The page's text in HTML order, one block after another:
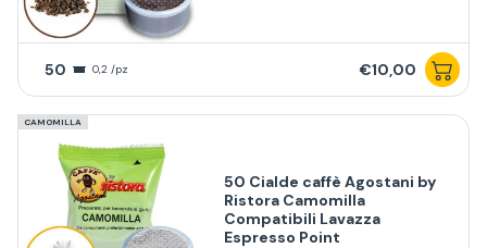
50 0,2 /pz €10,00
CAMOMILLA
50 Cialde caffè Agostani by
Ristora Camomilla
Compatibili Lavazza
Espresso Point